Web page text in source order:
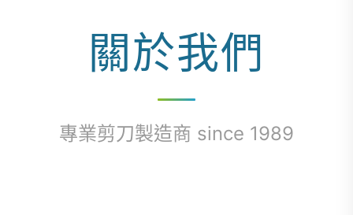
關於我們
專業剪刀製造商 since 1989